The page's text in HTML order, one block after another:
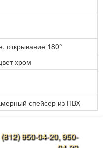
открывание 180°
хром
спейсер из ПВХ
(812) 950-04-20, 950-